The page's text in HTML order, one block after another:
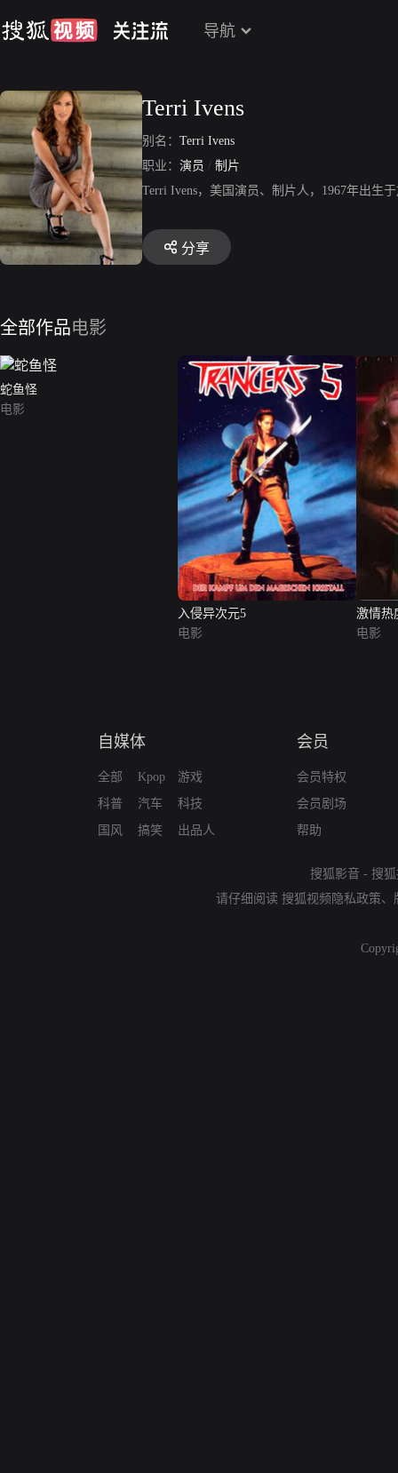
导航
Terri Ivens
别名： Terri Ivens
职业： 演员 / 制片
Terri Ivens，美国演员、制片人，1967年出生
分享
全部作品电影
蛇鱼怪
电影
入侵异次元5
电影
激情热
电影
自媒体
全部
科普
国风
Kpop
汽车
搞笑
游戏
科技
出品人
会员
会员特权
会员剧场
帮助
搜狐影音 - 搜
请仔细阅读 搜狐视频隐私政策、